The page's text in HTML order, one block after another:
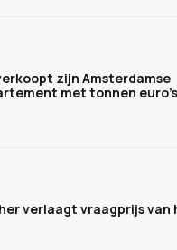
zijn Amsterdamse
met tonnen
verlaagt vraagprijs van